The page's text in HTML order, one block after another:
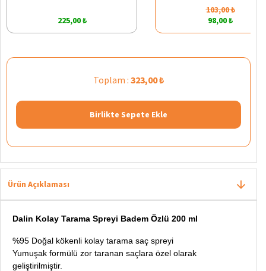
225,00 ₺
103,00 ₺
98,00 ₺
Toplam : 323,00 ₺
Birlikte Sepete Ekle
Ürün Açıklaması
Dalin Kolay Tarama Spreyi Badem Özlü 200 ml
%95 Doğal kökenli kolay tarama saç spreyi
Yumuşak formülü zor taranan saçlara özel olarak
geliştirilmiştir.